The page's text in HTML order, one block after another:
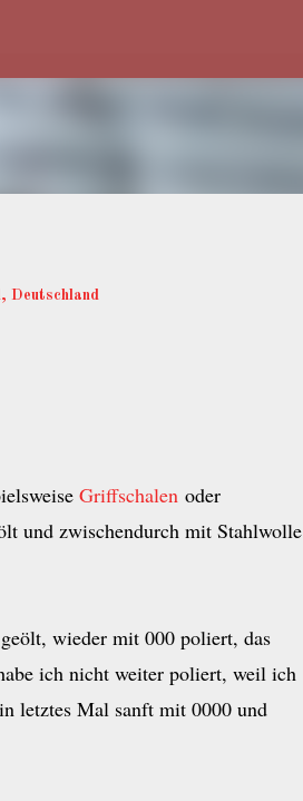
Deutschland
Griffschalenoder
und zwischendurch mit Stahlwolle
wieder mit 000 poliert, das
ich nicht weiter poliert, weil ich
letztes Mal sanft mit 0000 und